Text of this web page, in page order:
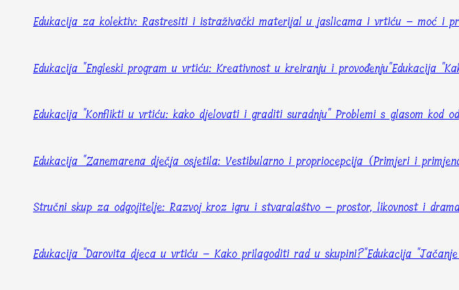
Edukacija za kolektiv: Rastresiti i istraživački materijal u jaslicama i vrtiću – moć i
Edukacija "Engleski program u vrtiću: Kreativnost u kreiranju i provođenju"Edukacija
Edukacija "Konflikti u vrtiću: kako djelovati i graditi suradnju"Problemi s glasom kod
Edukacija "Zanemarena dječja osjetila: Vestibularno i propriocepcija (Primjeri i
Stručni skup za odgojitelje: Razvoj kroz igru i stvaralaštvo – prostor, likovnost i
Edukacija "Darovita djeca u vrtiću – Kako prilagoditi rad u skupini?"Edukacija